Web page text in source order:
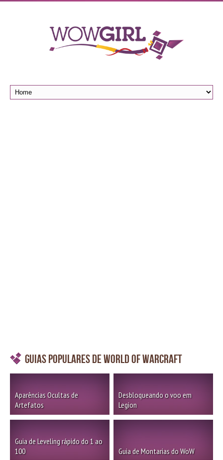
Guias Populares de World of Warcraft
Aparências Ocultas de
Artefatos
Desbloqueando o voo em
Legion
Guia de Leveling rápido do 1 ao
100
Guia de Montarias do WoW